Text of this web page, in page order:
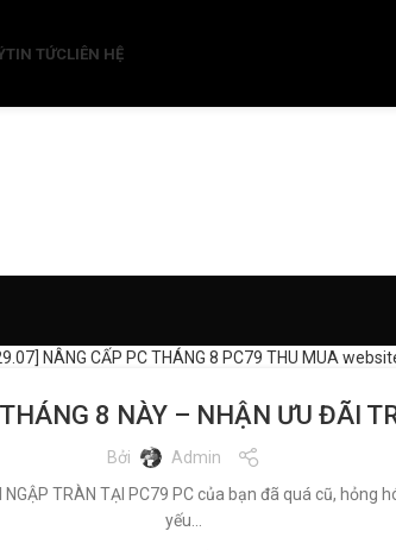
TIN TỨCLIÊN HỆ
8 NÀY – NHẬN ƯU ĐÃI
Bởi
Admin
NGẬP TRÀN TẠI PC79 PC của bạn đã quá cũ, hỏng
yếu...